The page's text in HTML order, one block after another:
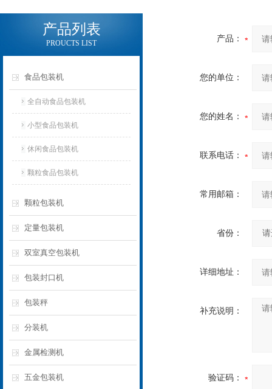
产品列表
PROUCTS LIST
食品包装机
全自动食品包装机
小型食品包装机
休闲食品包装机
颗粒食品包装机
颗粒包装机
定量包装机
双室真空包装机
包装封口机
包装秤
分装机
金属检测机
五金包装机
产品：
您的单位：
您的姓名：
联系电话：
常用邮箱：
省份：
详细地址：
补充说明：
验证码：